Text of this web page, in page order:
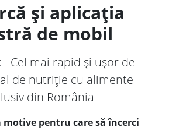
și aplicația
de mobil
- Cel mai rapid și ușor de
de nutriție cu alimente
din România
motive pentru care să încerci